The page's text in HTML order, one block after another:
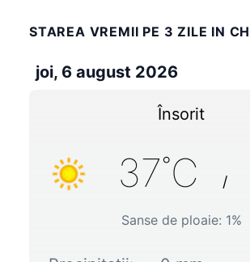
STAREA VREMII PE 3 ZILE IN
joi, 6 august 2026
Însorit
37˚C /
Sanse de ploaie: 1%